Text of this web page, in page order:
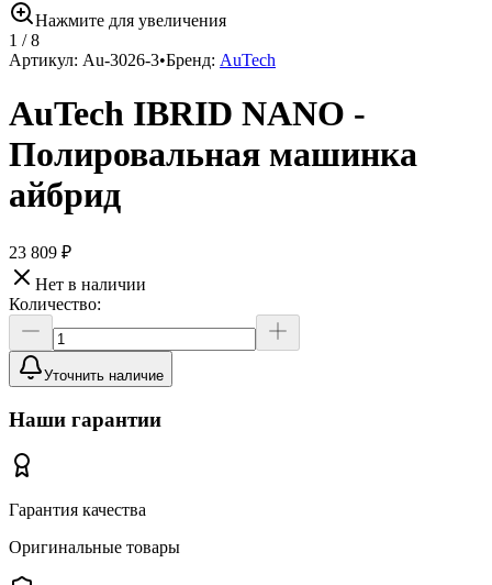
Нажмите для увеличения
1 /8
Артикул: Au-3026-3•Бренд: AuTech
AuTech IBRID NANO -
Полировальная машинка
айбрид
23 809 ₽
Нет в наличии
Количество:
Уточнить наличие
Наши гарантии
Гарантия качества
Оригинальные товары